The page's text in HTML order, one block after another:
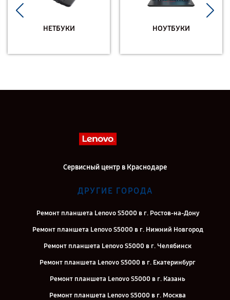
НЕТБУКИ НОУТБУКИ
Сервисный центр в Краснодаре
ДРУГИЕ ГОРОДА
Ремонт планшета Lenovo S5000 в г. Ростов-на-Дону
Ремонт планшета Lenovo S5000 в г. Нижний Новгород
Ремонт планшета Lenovo S5000 в г. Челябинск
Ремонт планшета Lenovo S5000 в г. Екатеринбург
Ремонт планшета Lenovo S5000 в г. Казань
Ремонт планшета Lenovo S5000 в г. Москва